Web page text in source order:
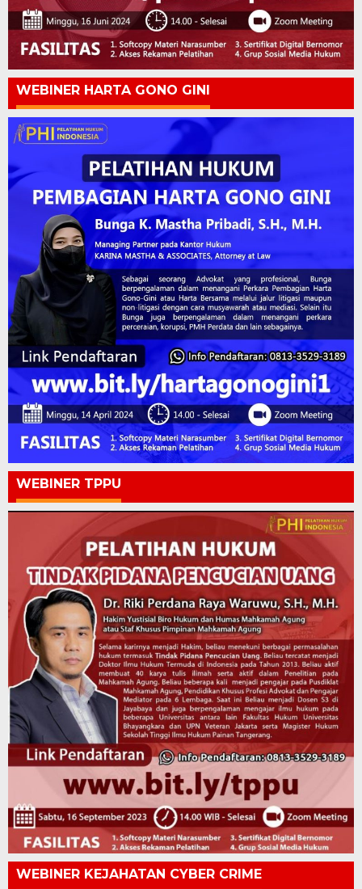
WEBINER HARTA GONO GINI
WEBINER TPPU
WEBINER KEJAHATAN CYBER CRIME